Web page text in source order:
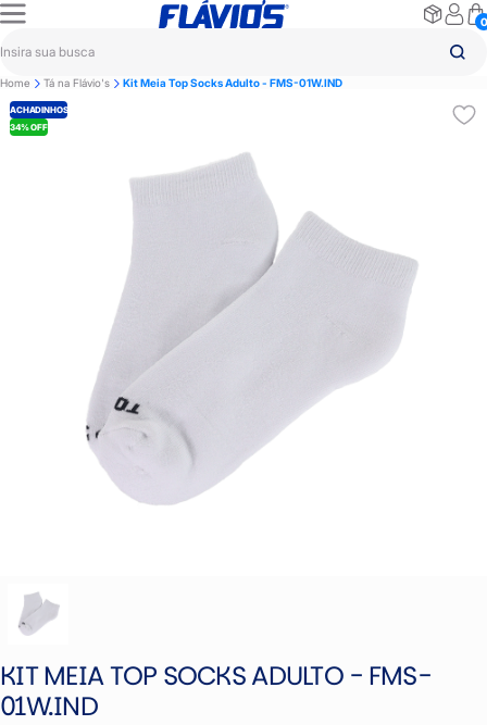
0
Home Tá na Flávio's Kit Meia Top Socks Adulto - FMS-01W.IND
34% OFF
ACHADINHOS
KIT MEIA TOP SOCKS ADULTO - FMS-
01W.IND